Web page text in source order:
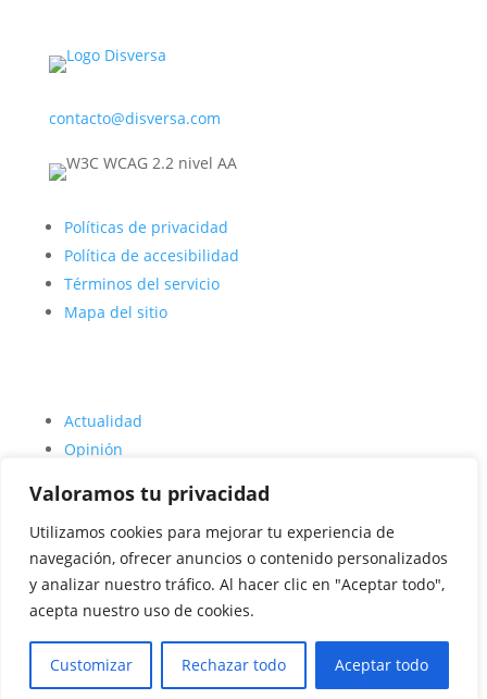
Valoramos tu privacidad
Utilizamos cookies para mejorar tu experiencia de
navegación, ofrecer anuncios o contenido personalizados
y analizar nuestro tráfico. Al hacer clic en "Aceptar todo",
acepta nuestro uso de cookies.
Customizar Rechazar todo Aceptar todo
contacto@disversa.com
Políticas de privacidad
Política de accesibilidad
Términos del servicio
Mapa del sitio
Actualidad
Opinión
Entrevistas
Quienes somos
Agencia Disversa (se abre en una nueva pestaña)